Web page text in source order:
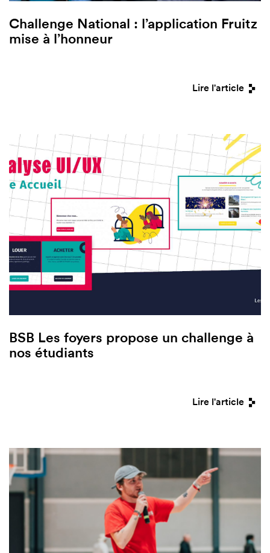
Challenge National : l’application Fruitz
mise à l’honneur
Lire l'article
BSB Les foyers propose un challenge à
nos étudiants
Lire l'article